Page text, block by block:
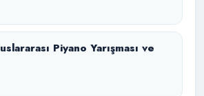
Piyano Yarışması ve